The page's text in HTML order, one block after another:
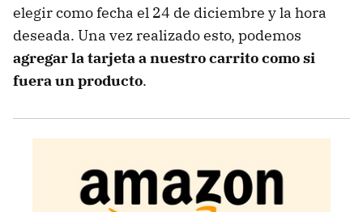
elegir como fecha el 24 de diciembre y la hora
deseada. Una vez realizado esto, podemos
agregar la tarjeta a nuestro carrito como si
fuera un producto.